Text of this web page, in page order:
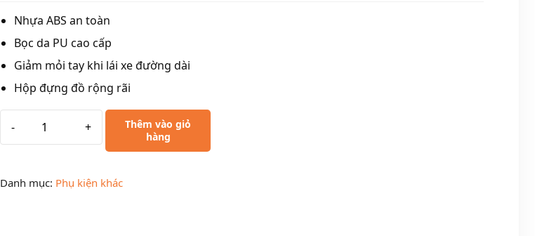
Nhựa ABS an toàn
Bọc da PU cao cấp
Giảm mỏi tay khi lái xe đường dài
Hộp đựng đồ rộng rãi
- +
Thêm vào giỏ
hàng
Danh mục: Phụ kiện khác